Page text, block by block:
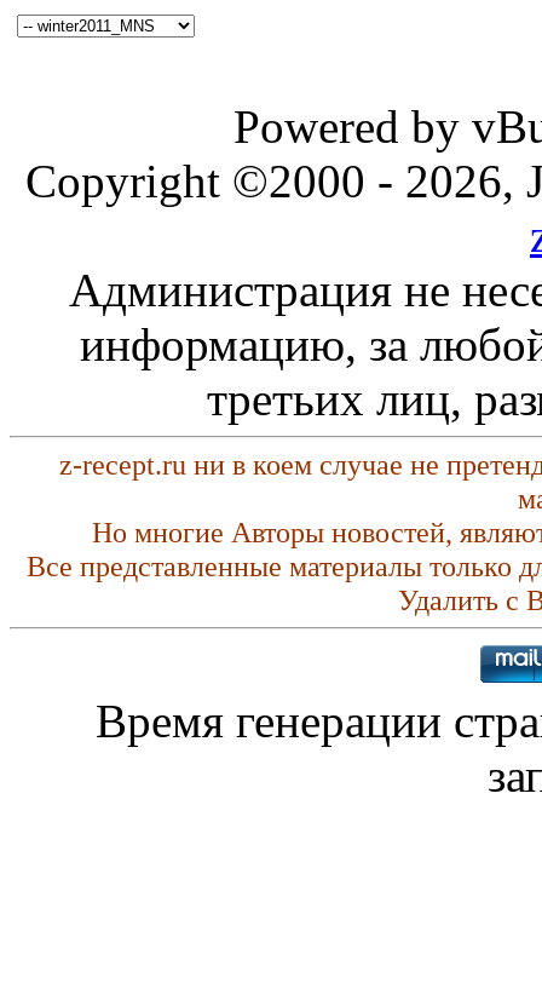
Powered by
Copyright ©2000 - 2026,
Администрация не
информацию, за любой
третьих лиц,
z-recept.ru ни в коем случае не
Но многие Авторы новостей,
Все представленные материалы только
Удалить с
Время генерации